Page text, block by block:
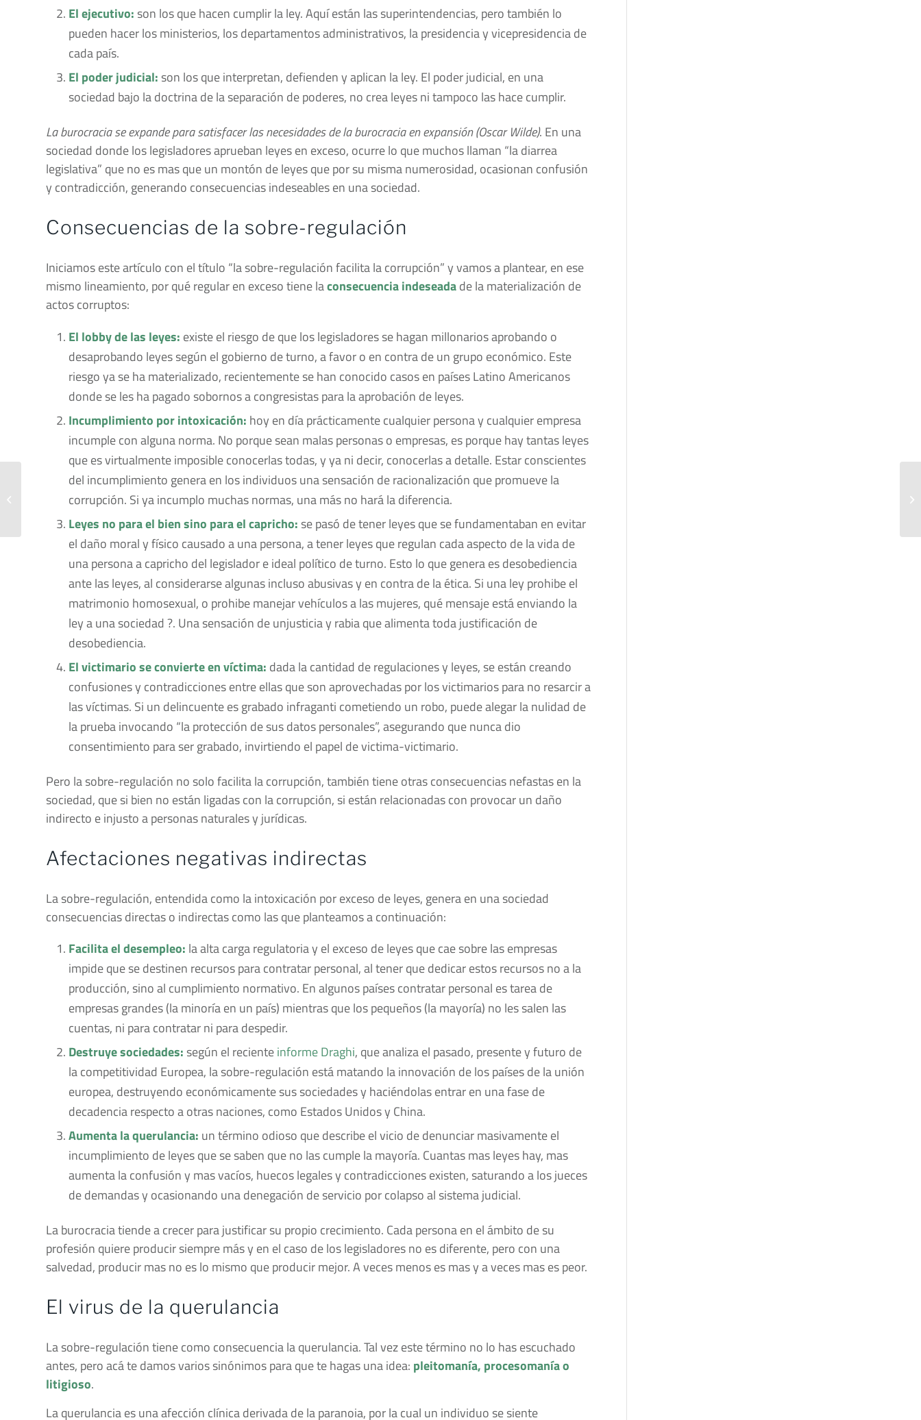
El ejecutivo: son los que hacen cumplir la ley. Aquí están las superintendencias, pero también lo
pueden hacer los ministerios, los departamentos administrativos, la presidencia y vicepresidencia de
cada país.
El poder judicial: son los que interpretan, defienden y aplican la ley. El poder judicial, en una
sociedad bajo la doctrina de la separación de poderes, no crea leyes ni tampoco las hace cumplir.
La burocracia se expande para satisfacer las necesidades de la burocracia en expansión (Oscar Wilde). En una
sociedad donde los legisladores aprueban leyes en exceso, ocurre lo que muchos llaman “la diarrea
legislativa” que no es mas que un montón de leyes que por su misma numerosidad, ocasionan confusión
y contradicción, generando consecuencias indeseables en una sociedad.
Consecuencias de la sobre-regulación
Iniciamos este artículo con el título “la sobre-regulación facilita la corrupción” y vamos a plantear, en ese
mismo lineamiento, por qué regular en exceso tiene laconsecuencia indeseadade la materialización de
actos corruptos:
El lobby de las leyes: existe el riesgo de que los legisladores se hagan millonarios aprobando o
desaprobando leyes según el gobierno de turno, a favor o en contra de un grupo económico. Este
riesgo ya se ha materializado, recientemente se han conocido casos en países Latino Americanos
donde se les ha pagado sobornos a congresistas para la aprobación de leyes.
Incumplimiento por intoxicación: hoy en día prácticamente cualquier persona y cualquier empresa
incumple con alguna norma. No porque sean malas personas o empresas, es porque hay tantas leyes
que es virtualmente imposible conocerlas todas, y ya ni decir, conocerlas a detalle. Estar conscientes
del incumplimiento genera en los individuos una sensación de racionalización que promueve la
corrupción. Si ya incumplo muchas normas, una más no hará la diferencia.
Leyes no para el bien sino para el capricho: se pasó de tener leyes que se fundamentaban en evitar
el daño moral y físico causado a una persona, a tener leyes que regulan cada aspecto de la vida de
una persona a capricho del legislador e ideal político de turno. Esto lo que genera es desobediencia
ante las leyes, al considerarse algunas incluso abusivas y en contra de la ética. Si una ley prohibe el
matrimonio homosexual, o prohibe manejar vehículos a las mujeres, qué mensaje está enviando la
ley a una sociedad ?. Una sensación de unjusticia y rabia que alimenta toda justificación de
desobediencia.
El victimario se convierte en víctima: dada la cantidad de regulaciones y leyes, se están creando
confusiones y contradicciones entre ellas que son aprovechadas por los victimarios para no resarcir a
las víctimas. Si un delincuente es grabado infraganti cometiendo un robo, puede alegar la nulidad de
la prueba invocando “la protección de sus datos personales”, asegurando que nunca dio
consentimiento para ser grabado, invirtiendo el papel de victima-victimario.
Pero la sobre-regulación no solo facilita la corrupción, también tiene otras consecuencias nefastas en la
sociedad, que si bien no están ligadas con la corrupción, si están relacionadas con provocar un daño
indirecto e injusto a personas naturales y jurídicas.
Afectaciones negativas indirectas
La sobre-regulación, entendida como la intoxicación por exceso de leyes, genera en una sociedad
consecuencias directas o indirectas como las que planteamos a continuación:
Facilita el desempleo: la alta carga regulatoria y el exceso de leyes que cae sobre las empresas
impide que se destinen recursos para contratar personal, al tener que dedicar estos recursos no a la
producción, sino al cumplimiento normativo. En algunos países contratar personal es tarea de
empresas grandes (la minoría en un país) mientras que los pequeños (la mayoría) no les salen las
cuentas, ni para contratar ni para despedir.
Destruye sociedades: según el recienteinforme Draghi, que analiza el pasado, presente y futuro de
la competitividad Europea, la sobre-regulación está matando la innovación de los países de la unión
europea, destruyendo económicamente sus sociedades y haciéndolas entrar en una fase de
decadencia respecto a otras naciones, como Estados Unidos y China.
Aumenta la querulancia: un término odioso que describe el vicio de denunciar masivamente el
incumplimiento de leyes que se saben que no las cumple la mayoría. Cuantas mas leyes hay, mas
aumenta la confusión y mas vacíos, huecos legales y contradicciones existen, saturando a los jueces
de demandas y ocasionando una denegación de servicio por colapso al sistema judicial.
La burocracia tiende a crecer para justificar su propio crecimiento. Cada persona en el ámbito de su
profesión quiere producir siempre más y en el caso de los legisladores no es diferente, pero con una
salvedad, producir mas no es lo mismo que producir mejor. A veces menos es mas y a veces mas es peor.
El virus de la querulancia
La sobre-regulación tiene como consecuencia la querulancia. Tal vez este término no lo has escuchado
antes, pero acá te damos varios sinónimos para que te hagas una idea: pleitomanía, procesomanía o
litigioso.
La querulancia es una afección clínica derivada de la paranoia, por la cual un individuo se siente
Registro ante la oficina
de patentes USPTO